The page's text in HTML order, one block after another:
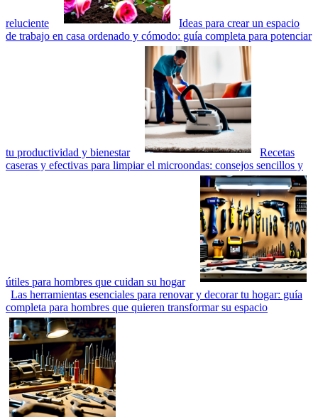
reluciente
Ideas para crear un espacio
de trabajo en casa ordenado y cómodo: guía completa para potenciar
tu productividad y bienestar
Recetas
caseras y efectivas para limpiar el microondas: consejos sencillos y
útiles para hombres que cuidan su hogar
Las herramientas esenciales para renovar y decorar tu hogar: guía
completa para hombres que quieren transformar su espacio